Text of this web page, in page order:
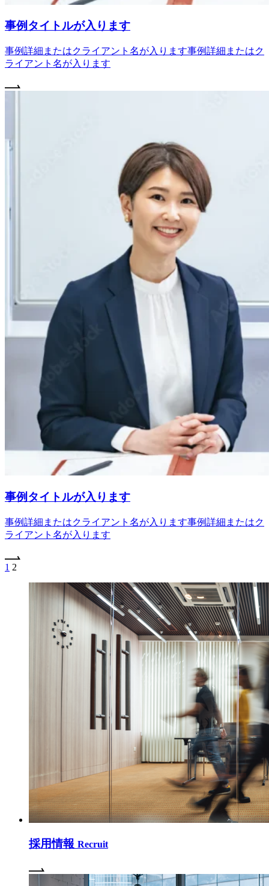
事例タイトルが入ります
事例詳細またはクライアント名が入ります事例詳細またはク
ライアント名が入ります
事例タイトルが入ります
事例詳細またはクライアント名が入ります事例詳細またはク
ライアント名が入ります
投
1 2
採用情報 Recruit